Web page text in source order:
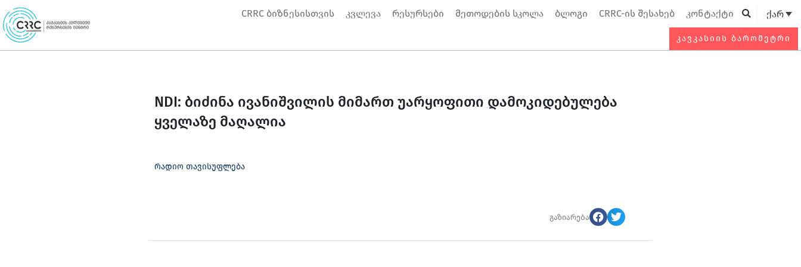
Skip
to
content
CRRC ბიზნესისთვის კვლევა რესურსები მეთოდების სკოლა ბლოგი CRRC-ის შესახებ კონტაქტი ქარ
ᲙᲐᲕᲙᲐᲡᲘᲘᲡ ᲑᲐᲠᲝᲛᲔᲢᲠᲘ
NDI: ბიძინა ივანიშვილის მიმართ უარყოფითი დამოკიდებულება
ყველაზე მაღალია
რადიო თავისუფლება
გაზიარება